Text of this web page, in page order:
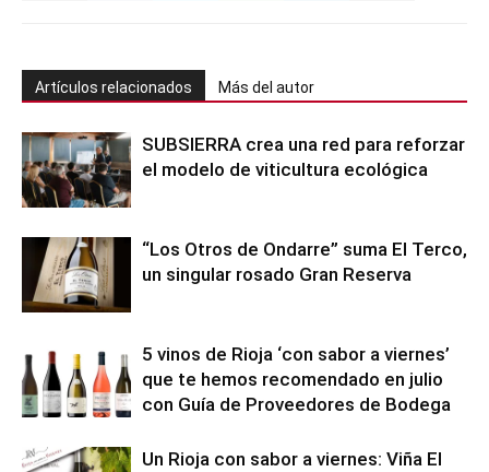
Artículos relacionados Más del autor
SUBSIERRA crea una red para reforzar
el modelo de viticultura ecológica
“Los Otros de Ondarre” suma El Terco,
un singular rosado Gran Reserva
5 vinos de Rioja ‘con sabor a viernes’
que te hemos recomendado en julio
con Guía de Proveedores de Bodega
Un Rioja con sabor a viernes: Viña El